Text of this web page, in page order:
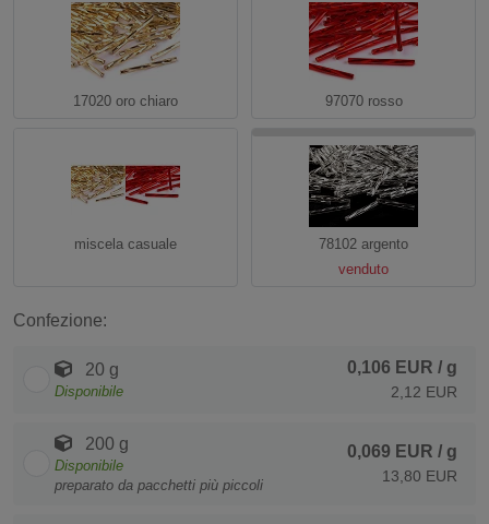
17020 oro chiaro 97070 rosso
miscela casuale
78102 argento
venduto
Confezione:
20 g
Disponibile
0,106 EUR / g
2,12 EUR
200 g
Disponibile
preparato da pacchetti più piccoli
0,069 EUR / g
13,80 EUR